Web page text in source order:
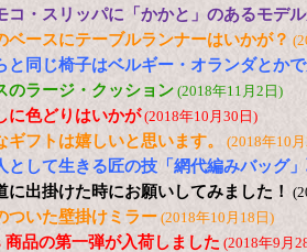
コ・スリッパに「かかと」のあるモデ
ベースにテーブルランナーはいかが？
と同じ椅子はベルギー・オランダとか
のラージ・クッション (2018年11月2日)
に色どりはいかが(2018年10月30日)
ギフトは嬉しいと思います。 (2018年10
として生きる匠の技「網代編みバッグ
に出掛けた時にお願いしてみました！
ついた壁掛けミラー (2018年10月18日)
商品の第一弾が入荷しました (2018年9月